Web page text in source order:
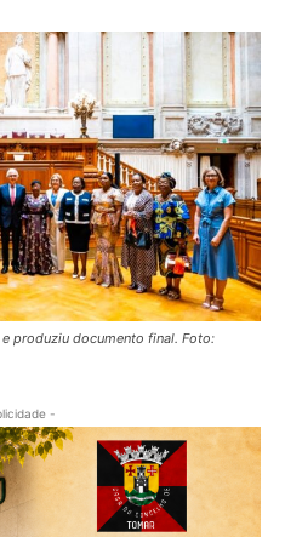
produziu documento final. Foto:
-